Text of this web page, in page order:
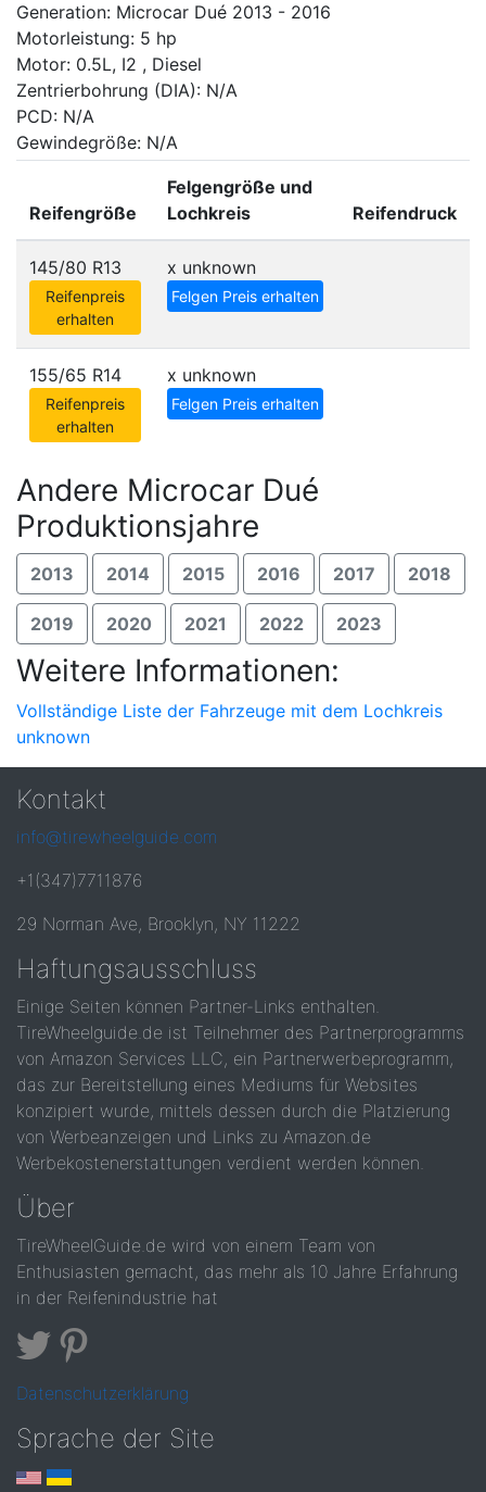
Generation: Microcar Dué 2013 - 2016
Motorleistung: 5 hp
Motor: 0.5L, I2 , Diesel
Zentrierbohrung (DIA): N/A
PCD: N/A
Gewindegröße: N/A
Reifengröße
Felgengröße und
Lochkreis
Reifendruck
145/80 R13
Reifenpreis
erhalten
x unknown
Felgen Preis erhalten
155/65 R14
Reifenpreis
erhalten
x unknown
Felgen Preis erhalten
Andere Microcar Dué
Produktionsjahre
2013 2014 2015 2016 2017 2018
2019 2020 2021 2022 2023
Weitere Informationen:
Vollständige Liste der Fahrzeuge mit dem Lochkreis
unknown
Kontakt
info@tirewheelguide.com
+1(347)7711876
29 Norman Ave, Brooklyn, NY 11222
Haftungsausschluss
Einige Seiten können Partner-Links enthalten.
TireWheelguide.de ist Teilnehmer des Partnerprogramms
von Amazon Services LLC, ein Partnerwerbeprogramm,
das zur Bereitstellung eines Mediums für Websites
konzipiert wurde, mittels dessen durch die Platzierung
von Werbeanzeigen und Links zu Amazon.de
Werbekostenerstattungen verdient werden können.
Über
TireWheelGuide.de wird von einem Team von
Enthusiasten gemacht, das mehr als 10 Jahre Erfahrung
in der Reifenindustrie hat
Datenschutzerklärung
Sprache der Site